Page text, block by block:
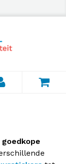
goedkope